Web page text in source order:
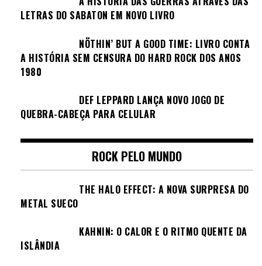
LETRAS DO SABATON EM NOVO LIVRO
NÖTHIN’ BUT A GOOD TIME: LIVRO CONTA
A HISTÓRIA SEM CENSURA DO HARD ROCK DOS ANOS
1980
DEF LEPPARD LANÇA NOVO JOGO DE
QUEBRA-CABEÇA PARA CELULAR
ROCK PELO MUNDO
THE HALO EFFECT: A NOVA SURPRESA DO
METAL SUECO
KAHNIN: O CALOR E O RITMO QUENTE DA
ISLÂNDIA